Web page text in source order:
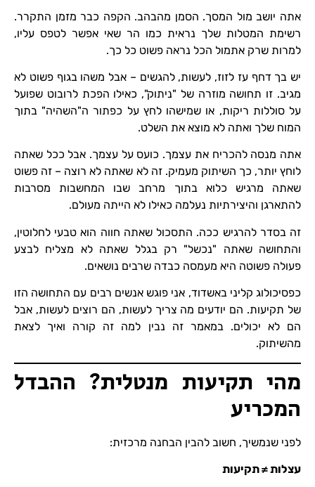
אתה יושב מול המסך. הסמן מהבהב. הקפה כבר מזמן התקרר.
רשימת המטלות שלך נראית כמו הר שאי אפשר לטפס עליו,
למרות שרק אתמול הכל נראה פשוט כל כך.
יש בך דחף עז לזוז, לעשות, להגשים – אבל משהו בגוף פשוט לא
מגיב. זו תחושה מוזרה של "ניתוק", כאילו הפכת לרובוט שפועל
על סוללות ריקות, או שמישהו לחץ על כפתור ה"השהיה" בתוך
המוח שלך ואתה לא מוצא את השלט.
אתה מנסה להכריח את עצמך. כועס על עצמך. אבל ככל שאתה
לוחץ יותר, כך השיתוק מעמיק. זה לא שאתה לא רוצה – זה פשוט
שאתה מרגיש כלוא בתוך מרחב שבו המחשבות מסרבות
להתארגן והיצירתיות נעלמה כאילו לא הייתה מעולם.
זה בסדר להרגיש ככה. התסכול שאתה חווה הוא טבעי לחלוטין,
והתחושה שאתה "נכשל" רק בגלל שאתה לא מצליח לבצע
פעולה פשוטה היא מעמסה כבדה שרבים נושאים.
כפסיכולוג קליני באשדוד, אני פוגש אנשים רבים עם התחושה הזו
של תקיעות. הם יודעים מה צריך לעשות, הם רוצים לעשות, אבל
הם לא יכולים. במאמר זה נבין למה זה קורה ואיך לצאת
מהשיתוק.
מהי תקיעות מנטלית? ההבדל
המכריע
לפני שנמשיך, חשוב להבין הבחנה מרכזית:
עצלות ≠ תקיעות